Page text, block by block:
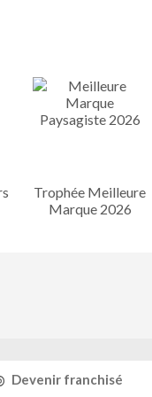
Trophée Meilleure
Marque 2026
Devenir franchisé